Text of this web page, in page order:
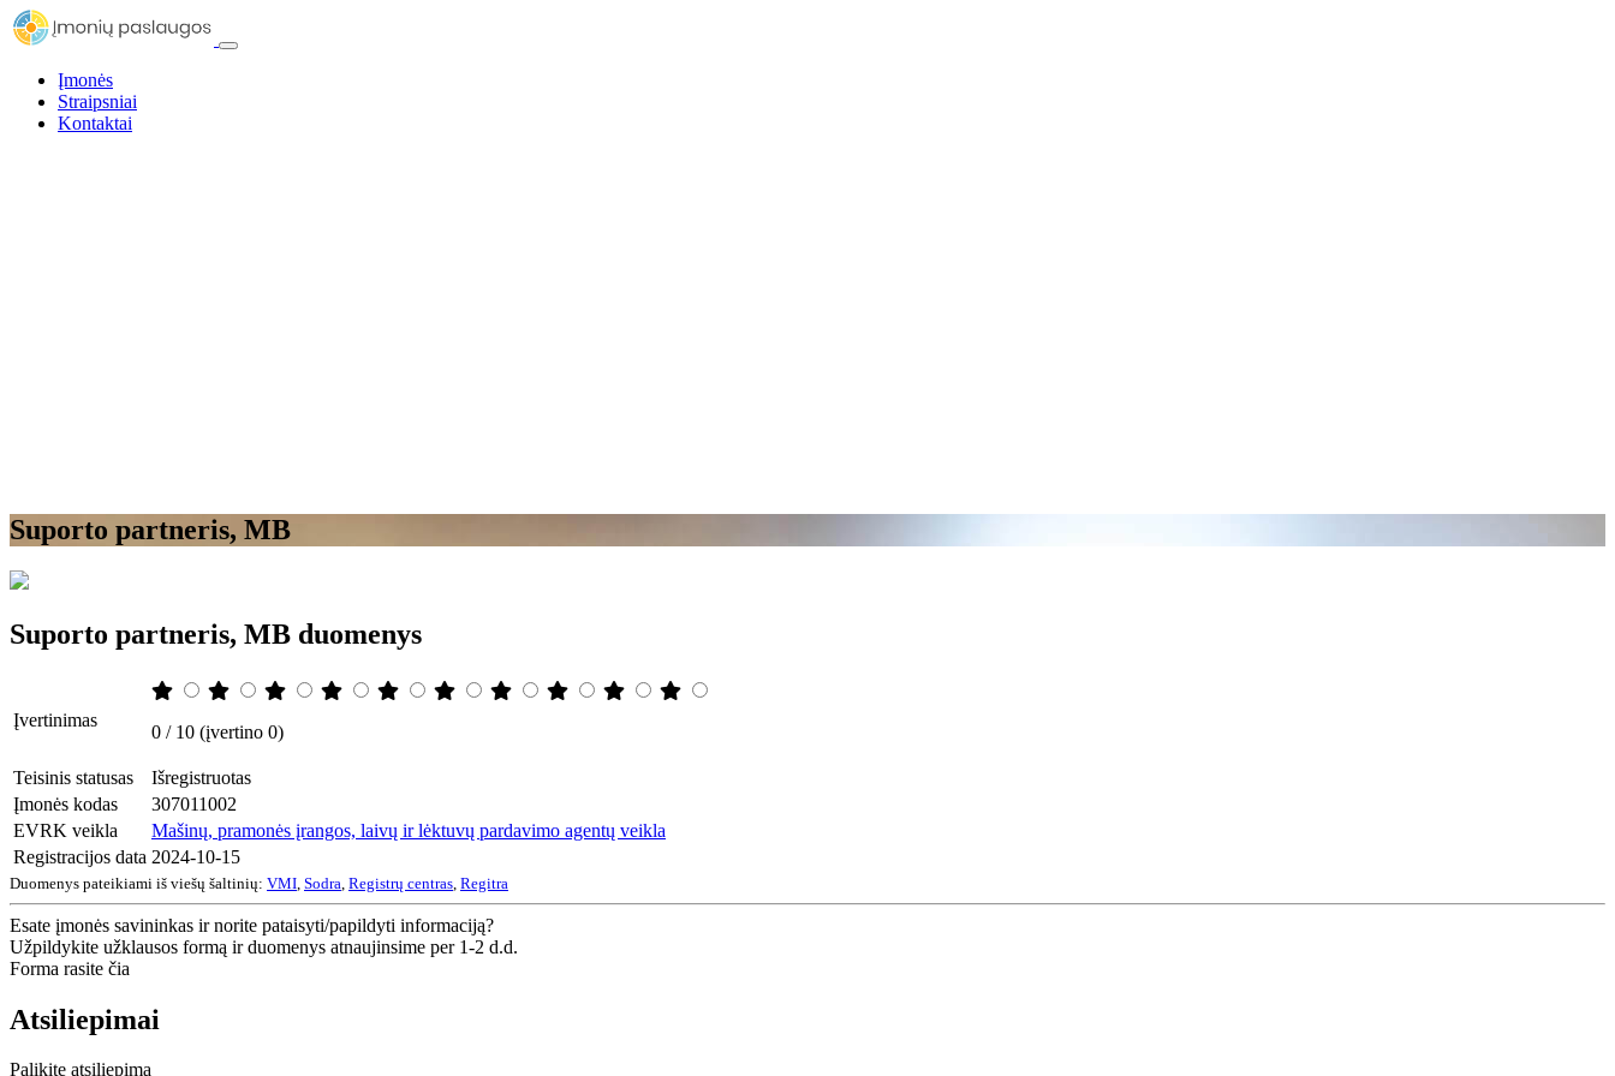
Įmonės
Straipsniai
Kontaktai
Suporto partneris, MB
Suporto partneris, MB duomenys
Įvertinimas
0 / 10 (įvertino 0)
Teisinis statusas
Išregistruotas
Įmonės kodas
307011002
EVRK veikla
Mašinų, pramonės įrangos, laivų ir lėktuvų pardavimo agentų veikla
Registracijos data 2024-10-15
Duomenys pateikiami iš viešų šaltinių: VMI Sodra Registrų centras Regitra
Esate įmonės savininkas ir norite pataisyti/papildyti informaciją?
Užpildykite užklausos formą ir duomenys atnaujinsime per 1-2 d.d.
Forma rasite čia
Atsiliepimai
Palikite atsiliepimą